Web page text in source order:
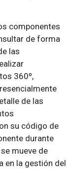
componentes
de forma
las
360º,
de las
su código de
durante
mueve de
en la gestión del